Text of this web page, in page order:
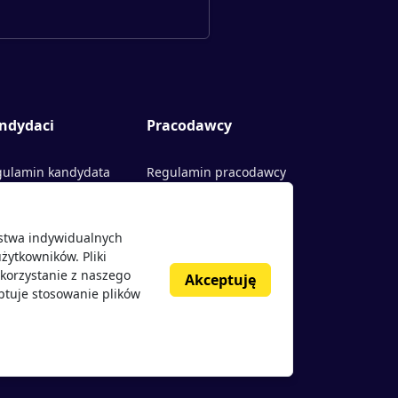
kandydata
o pracodawcach
Pracodawcy
Regulamin pracodawcy
indywidualnych
Pliki
z naszego
stosowanie plików
Akceptuję